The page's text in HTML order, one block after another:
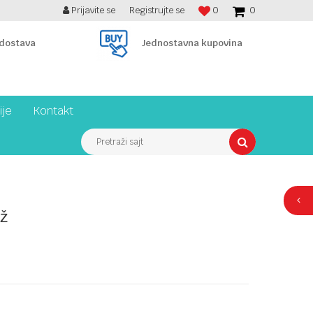
BESPLATNA ISPORUKA PREKO 7900 din! 0
0
Prijavite se Registrujte se
Jednostavna kupovina
Kontakt
Pretraži sajt